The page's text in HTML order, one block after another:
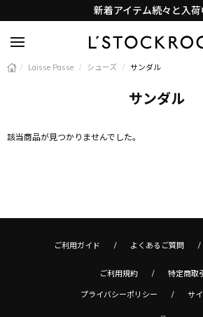
新着アイテム続々と入荷
新着アイテム続々と入荷
/ Laisse Passe / シューズ / サンダル
サンダル
該当商品が見つかりませんでした。
ご利用ガイド よくあるご質問
ご利用規約 特定商取
プライバシーポリシー サ